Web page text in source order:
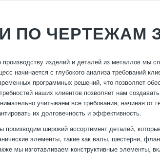
ПО ЧЕРТЕЖАМ
изделий и деталей из металлов мы
начинается с глубокого анализа требований
программных решений, что позволяет
наших клиентов позволяет нам
учитываем все требования, начиная от
их долговечность и эффективность.
производим широкий ассортимент деталей,
элементы, такие как валы, шестерни,
мы изготавливаем конструктивные элементы,